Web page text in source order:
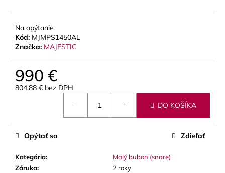
Na opýtanie
Kód: MJMPS1450AL
Značka: MAJESTIC
990 €
804,88 € bez DPH
DO KOŠÍKA
Kategória:
Malý bubon (snare)
Záruka:
2 roky
Opýtať sa Zdieľať
O
d
ú
m
SOLEXA